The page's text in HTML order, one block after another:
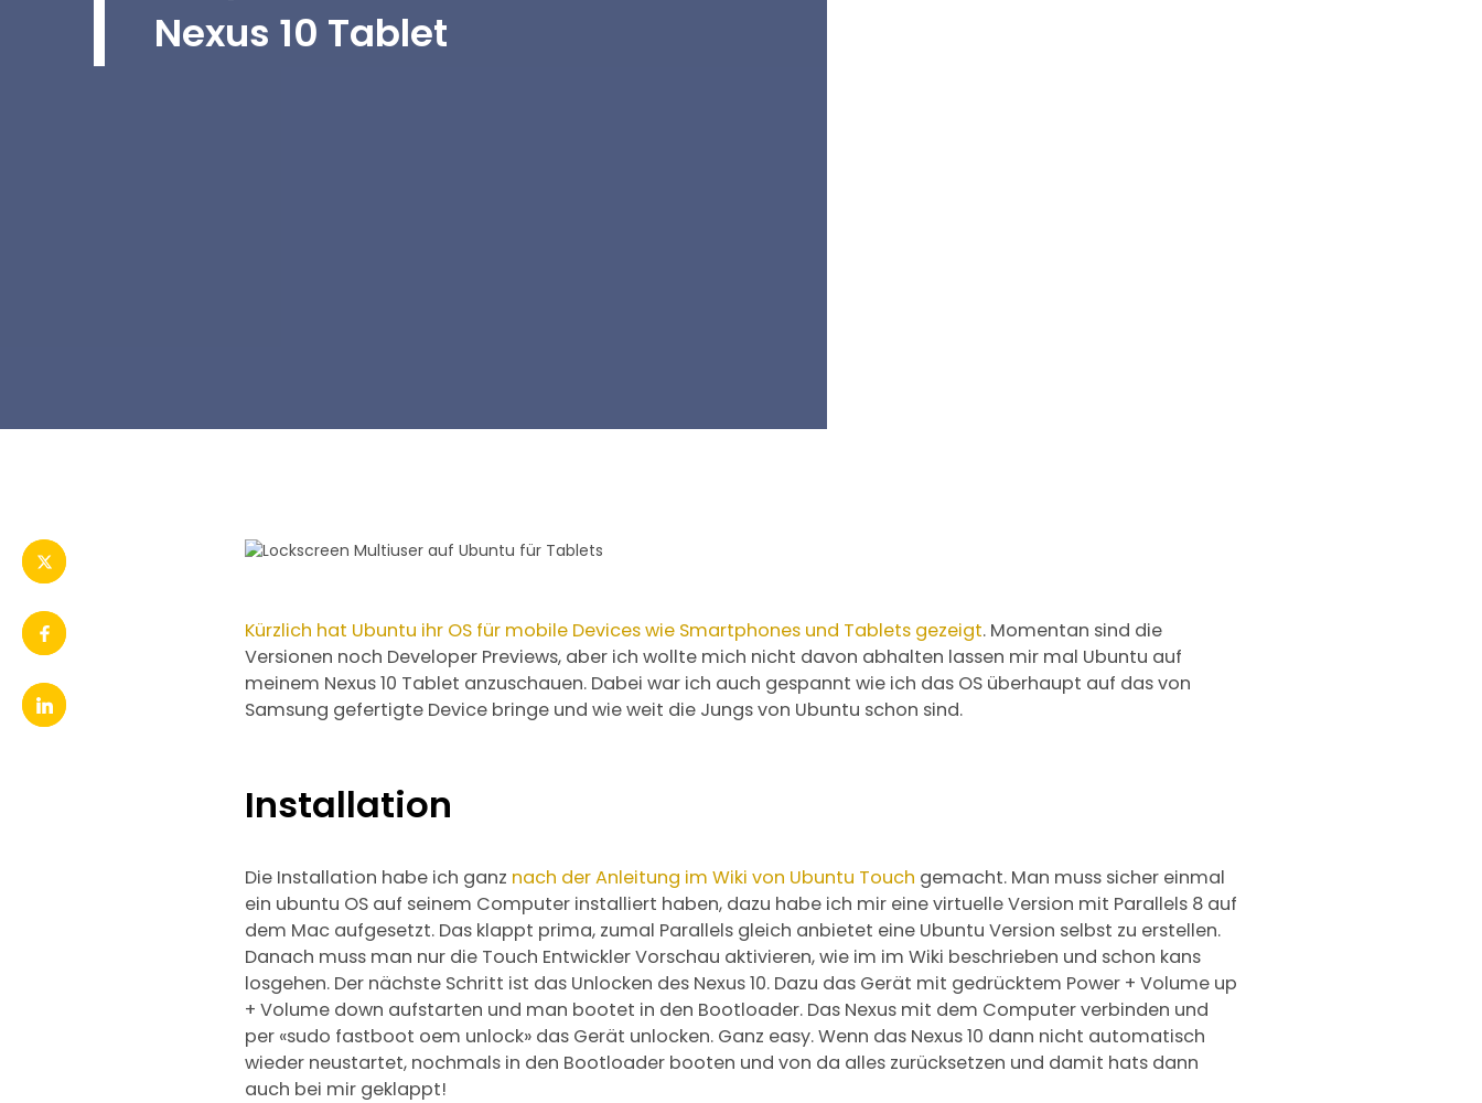
Nexus 10 Tablet
Kürzlich hat Ubuntu ihr OS für mobile Devices wie Smartphones und Tablets gezeigt. Momentan sind die
Versionen noch Developer Previews, aber ich wollte mich nicht davon abhalten lassen mir mal Ubuntu auf
meinem Nexus 10 Tablet anzuschauen. Dabei war ich auch gespannt wie ich das OS überhaupt auf das von
Samsung gefertigte Device bringe und wie weit die Jungs von Ubuntu schon sind.
Installation
Die Installation habe ich ganz nach der Anleitung im Wiki von Ubuntu Touch gemacht. Man muss sicher einmal
ein ubuntu OS auf seinem Computer installiert haben, dazu habe ich mir eine virtuelle Version mit Parallels 8 auf
dem Mac aufgesetzt. Das klappt prima, zumal Parallels gleich anbietet eine Ubuntu Version selbst zu erstellen.
Danach muss man nur die Touch Entwickler Vorschau aktivieren, wie im im Wiki beschrieben und schon kans
losgehen. Der nächste Schritt ist das Unlocken des Nexus 10. Dazu das Gerät mit gedrücktem Power + Volume up
+ Volume down aufstarten und man bootet in den Bootloader. Das Nexus mit dem Computer verbinden und
per «sudo fastboot oem unlock» das Gerät unlocken. Ganz easy. Wenn das Nexus 10 dann nicht automatisch
wieder neustartet, nochmals in den Bootloader booten und von da alles zurücksetzen und damit hats dann
auch bei mir geklappt!